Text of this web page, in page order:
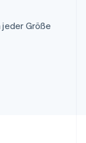
Größe